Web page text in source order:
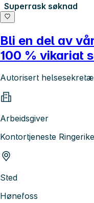
Superrask søknad
Bli en del av
100 % vikariat
Autorisert
Arbeidsgiver
Kontortjeneste
Sted
Hønefoss